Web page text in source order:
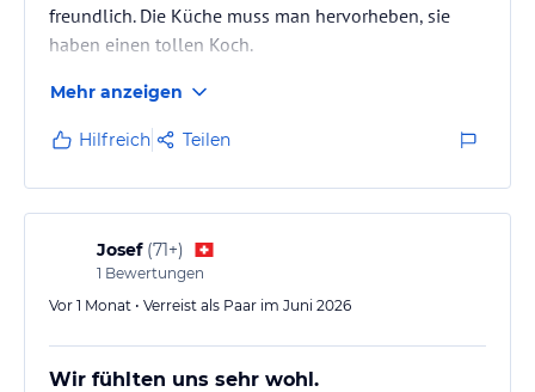
freundlich. Die Küche muss man hervorheben, sie
haben einen tollen Koch.
Mehr anzeigen
Hilfreich Teilen
Josef (71+)
1 Bewertungen
Vor 1 Monat • Verreist als Paar im Juni 2026
Wir fühlten uns sehr wohl.